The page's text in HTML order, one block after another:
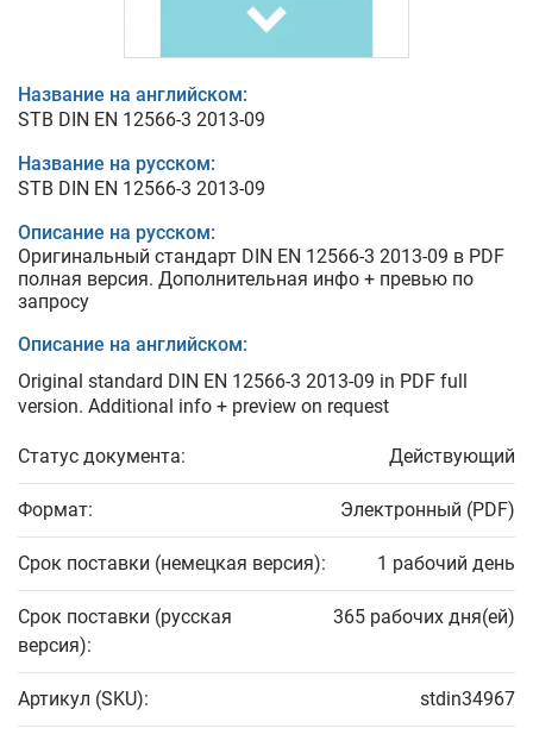
Название на английском:
STB DIN EN 12566-3 2013-09
Название на русском:
STB DIN EN 12566-3 2013-09
Описание на русском:
Оригинальный стандарт DIN EN 12566-3 2013-09 в PDF
полная версия. Дополнительная инфо + превью по
запросу
Описание на английском:
Original standard DIN EN 12566-3 2013-09 in PDF full
version. Additional info + preview on request
Статус документа: Действующий
Формат: Электронный (PDF)
Срок поставки (немецкая версия): 1 рабочий день
Срок поставки (русская
версия):
365 рабочих дня(ей)
Артикул (SKU): stdin34967